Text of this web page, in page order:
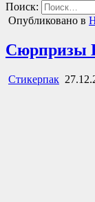
Поиск:
Опубликовано в
Сюрпризы
Стикерпак